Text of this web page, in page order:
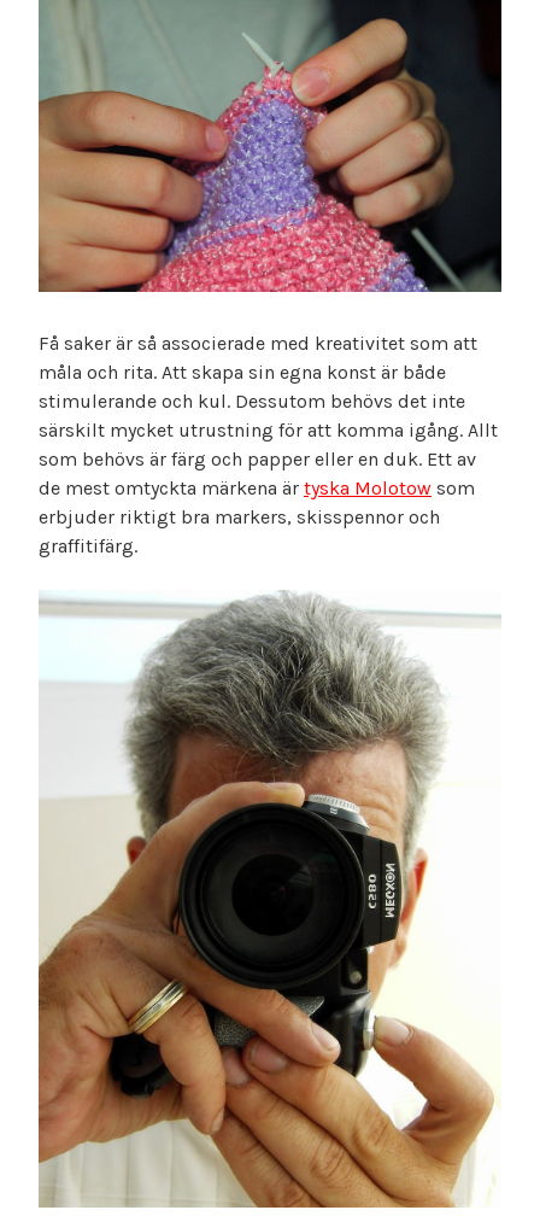
Få saker är så associerade med kreativitet som att
måla och rita. Att skapa sin egna konst är både
stimulerande och kul. Dessutom behövs det inte
särskilt mycket utrustning för att komma igång. Allt
som behövs är färg och papper eller en duk. Ett av
de mest omtyckta märkena är tyska Molotow som
erbjuder riktigt bra markers, skisspennor och
graffitifärg.